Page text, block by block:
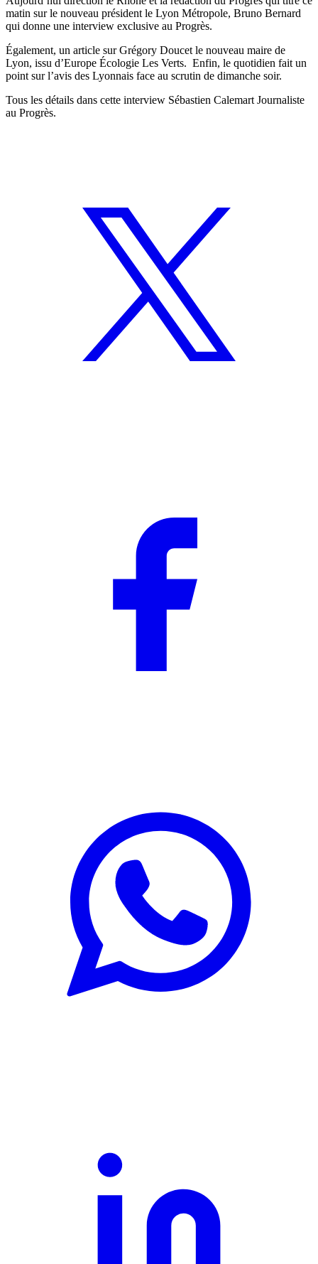
matin sur le nouveau président le Lyon Métropole, Bruno Bernard
qui donne une interview exclusive au Progrès.
Également, un article sur Grégory Doucet le nouveau maire de
Lyon, issu d’Europe Écologie Les Verts. Enfin, le quotidien fait un
point sur l’avis des Lyonnais face au scrutin de dimanche soir.
Tous les détails dans cette interview Sébastien Calemart Journaliste
au Progrès.